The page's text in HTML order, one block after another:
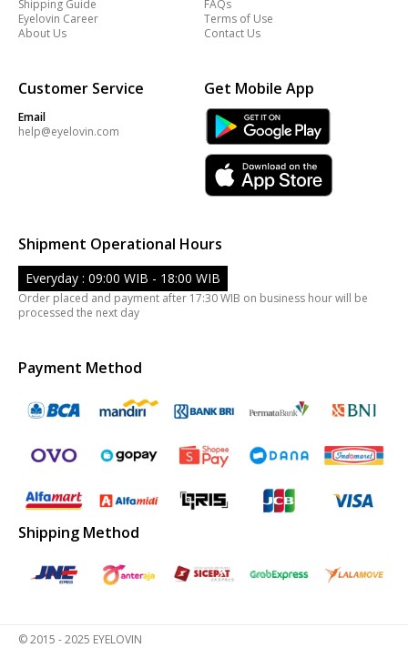
Shipping Guide
Eyelovin Career
About Us
FAQs
Terms of Use
Contact Us
Customer Service
Email
help@eyelovin.com
Get Mobile App
Shipment Operational Hours
Everyday : 09:00 WIB - 18:00 WIB
Order placed and payment after 17:30 WIB on business hour will be
processed the next day
Payment Method
Shipping Method
© 2015 - 2025 EYELOVIN